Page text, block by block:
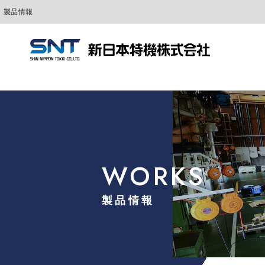
製品情報
WORKS
製品情報